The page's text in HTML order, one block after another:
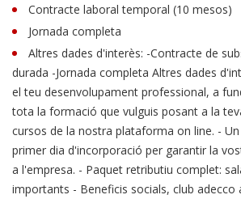
Contracte laboral temporal (10 mesos)
Jornada completa
Altres dades d'interès: -Contracte de
durada -Jornada completa Altres dades
el teu desenvolupament professional, a
tota la formació que vulguis posant a la
cursos de la nostra plataforma on line. -
primer dia d'incorporació per garantir la
a l'empresa. - Paquet retributiu complet:
importants - Beneficis socials, club adecco